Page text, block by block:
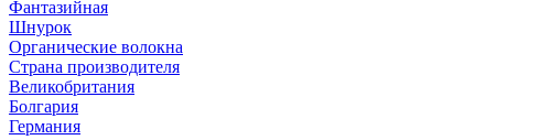
Фантазийная
Шнурок
Органические волокна
Страна производителя
Великобритания
Болгария
Германия